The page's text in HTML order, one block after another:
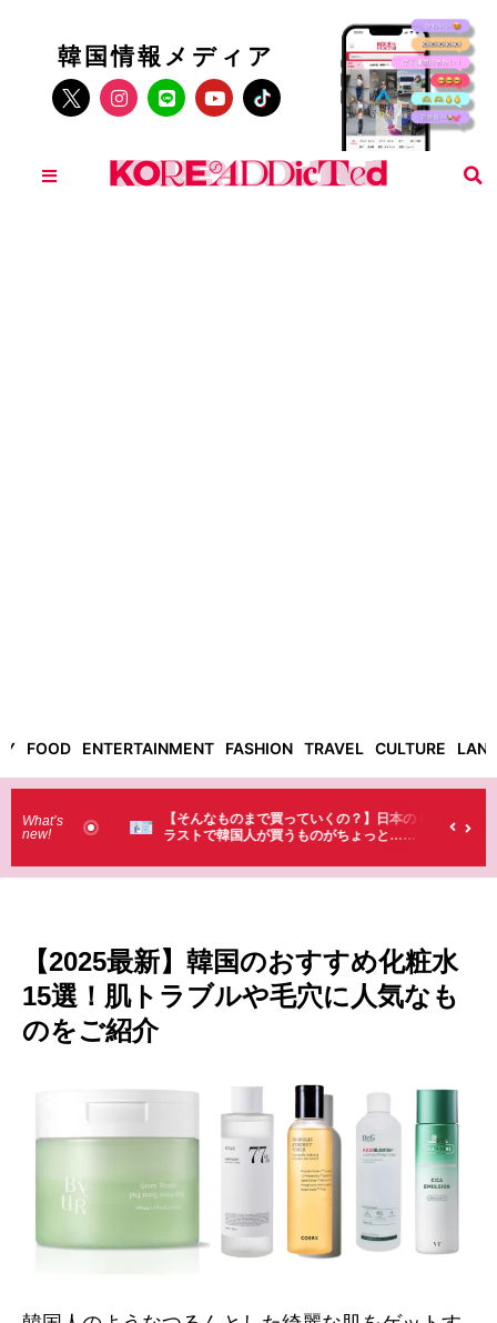
韓国情報メディア
FOOD ENTERTAINMENT FASHION TRAVEL CULTURE
What’s
new!
！】お土
（笑）
【そんなものまで買っていくの？】日本のド
ラストで韓国人が買うものがちょっと…
【2025最新】韓国のおすすめ化粧水
15選！肌トラブルや毛穴に人気なも
のをご紹介